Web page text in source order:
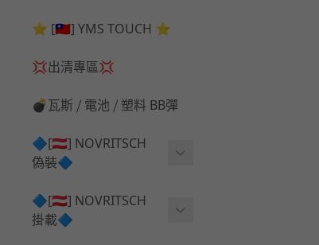
⭐ [🇹🇼] YMS TOUCH ⭐
💢出清專區💢
💣瓦斯 ⧸ 電池 ⧸ 塑料 BB彈
🔷[🇦🇹] NOVRITSCH
偽裝🔷
上衣夾克 ⧸ Jacket
兜帽 ⧸ Hood
🔷[🇦🇹] NOVRITSCH
掛載🔷